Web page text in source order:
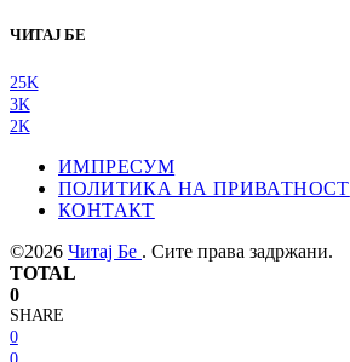
ЧИТАЈ БЕ
25K
3K
2K
ИМПРЕСУМ
ПОЛИТИКА НА ПРИВАТНОСТ
КОНТАКТ
©2026 Читај Бе . Сите права задржани.
TOTAL
0
SHARE
0